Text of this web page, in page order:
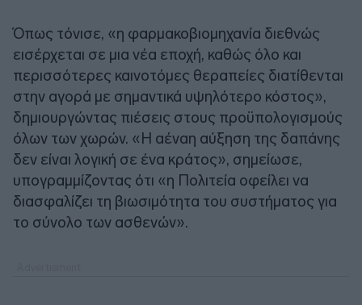
Όπως τόνισε, «η φαρμακοβιομηχανία διεθνώς
εισέρχεται σε μια νέα εποχή, καθώς όλο και
περισσότερες καινοτόμες θεραπείες διατίθενται
στην αγορά με σημαντικά υψηλότερο κόστος»,
δημιουργώντας πιέσεις στους προϋπολογισμούς
όλων των χωρών. «Η αέναη αύξηση της δαπάνης
δεν είναι λογική σε ένα κράτος», σημείωσε,
υπογραμμίζοντας ότι «η Πολιτεία οφείλει να
διασφαλίζει τη βιωσιμότητα του συστήματος για
το σύνολο των ασθενών».